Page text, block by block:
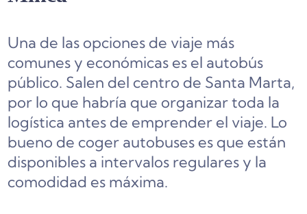
Una de las opciones de viaje más
comunes y económicas es el autobús
público. Salen del centro de Santa Marta,
por lo que habría que organizar toda la
logística antes de emprender el viaje. Lo
bueno de coger autobuses es que están
disponibles a intervalos regulares y la
comodidad es máxima.